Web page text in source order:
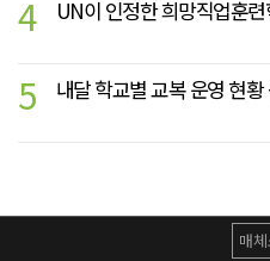
4 UN이 인정한 희망직업훈
5 내달 학교별 교복 운영 현
매